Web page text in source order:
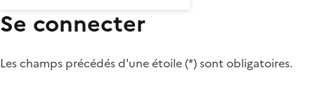
Se connecter
Les champs précédés d'une étoile (*) sont obligatoires.